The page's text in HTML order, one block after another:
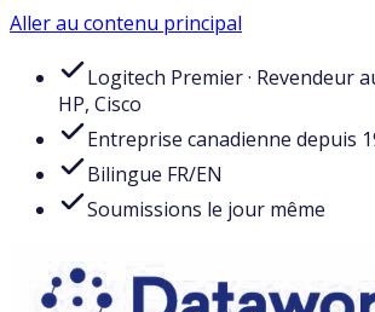
Aller au contenu principal
Logitech Premier · Revendeur
HP, Cisco
Entreprise canadienne depuis
Bilingue FR/EN
Soumissions le jour même